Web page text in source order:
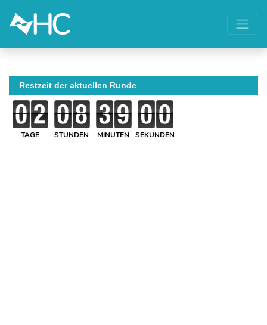
Restzeit der aktuellen Runde
TAGE STUNDEN MINUTEN SEKUNDEN